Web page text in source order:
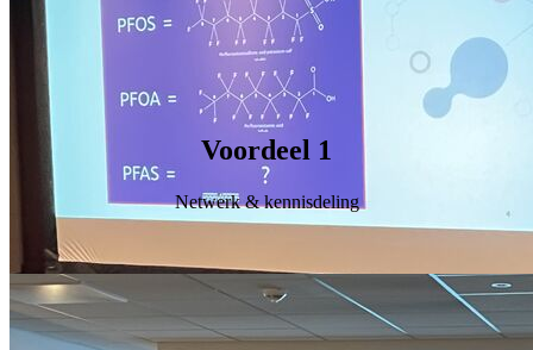
Voordeel 1
Netwerk & kennisdeling